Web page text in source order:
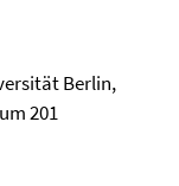
Berlin,
201